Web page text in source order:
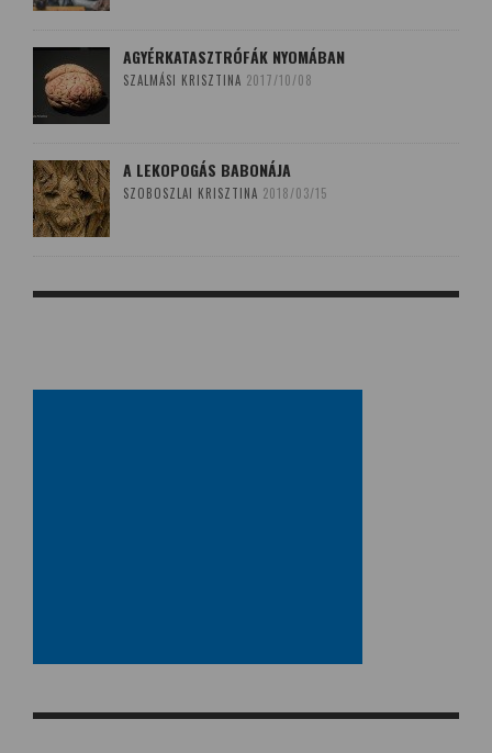
AGYÉRKATASZTRÓFÁK NYOMÁBAN
SZALMÁSI KRISZTINA 2017/10/08
A LEKOPOGÁS BABONÁJA
SZOBOSZLAI KRISZTINA 2018/03/15